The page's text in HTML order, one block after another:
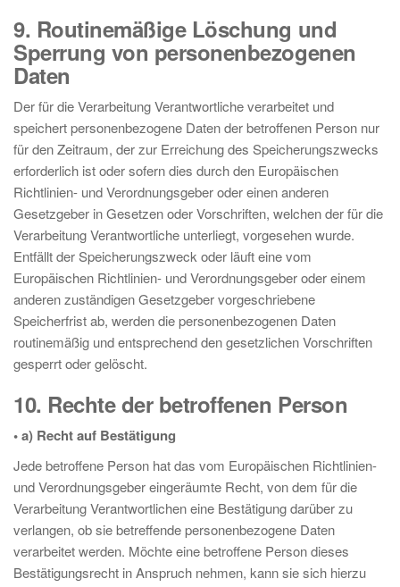
9. Routinemäßige Löschung und
Sperrung von personenbezogenen
Daten
Der für die Verarbeitung Verantwortliche verarbeitet und
speichert personenbezogene Daten der betroffenen Person nur
für den Zeitraum, der zur Erreichung des Speicherungszwecks
erforderlich ist oder sofern dies durch den Europäischen
Richtlinien- und Verordnungsgeber oder einen anderen
Gesetzgeber in Gesetzen oder Vorschriften, welchen der für die
Verarbeitung Verantwortliche unterliegt, vorgesehen wurde.
Entfällt der Speicherungszweck oder läuft eine vom
Europäischen Richtlinien- und Verordnungsgeber oder einem
anderen zuständigen Gesetzgeber vorgeschriebene
Speicherfrist ab, werden die personenbezogenen Daten
routinemäßig und entsprechend den gesetzlichen Vorschriften
gesperrt oder gelöscht.
10. Rechte der betroffenen Person
• a) Recht auf Bestätigung
Jede betroffene Person hat das vom Europäischen Richtlinien-
und Verordnungsgeber eingeräumte Recht, von dem für die
Verarbeitung Verantwortlichen eine Bestätigung darüber zu
verlangen, ob sie betreffende personenbezogene Daten
verarbeitet werden. Möchte eine betroffene Person dieses
Bestätigungsrecht in Anspruch nehmen, kann sie sich hierzu